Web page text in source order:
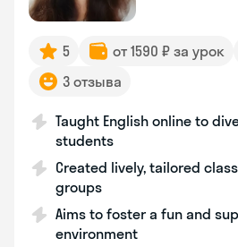
5 от 1590 ₽ за урок
3 отзыва
Taught English online to
students
Created lively, tailored
groups
Aims to foster a fun and
environment